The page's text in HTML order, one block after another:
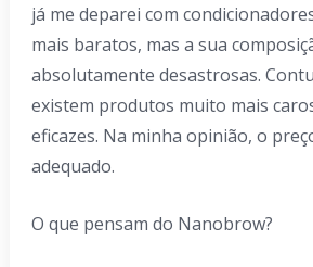
já me deparei com
mais baratos, mas a sua
absolutamente desastrosas.
existem produtos muito mais
eficazes. Na minha opinião, o
adequado.
O que pensam do Nanobrow?